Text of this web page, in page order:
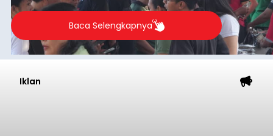
Baca Selengkapnya
Iklan